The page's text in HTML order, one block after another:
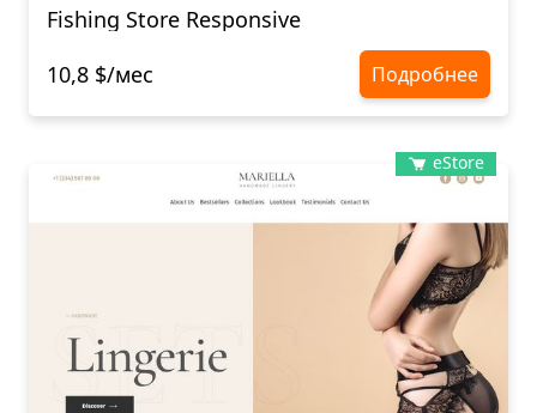
Fishing Store Responsive
10,8 $/мес
Подробнее
eStore